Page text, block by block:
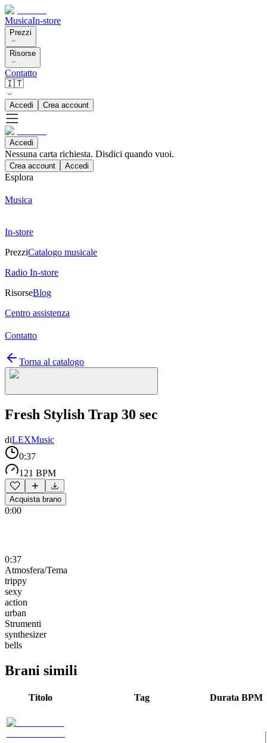
MusicaIn-store
Prezzi
Risorse
Contatto
🇮🇹
Accedi Crea account
Accedi
Nessuna carta richiesta. Disdici quando vuoi.
Crea account Accedi
Esplora
Musica
In-store
PrezziCatalogo musicale
Radio In-store
RisorseBlog
Centro assistenza
Contatto
Torna al catalogo
Fresh Stylish Trap 30 sec
diLEXMusic
0:37
121 BPM
Acquista brano
0:00
0:37
Atmosfera/Tema
trippy
sexy
action
urban
Strumenti
synthesizer
bells
Brani simili
Titolo Tag Durata BPM